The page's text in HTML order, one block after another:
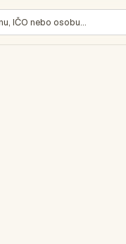
IČO nebo osobu…